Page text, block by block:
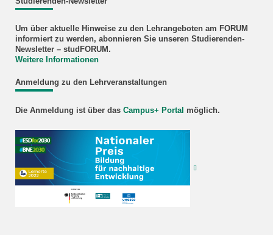
Um über aktuelle Hinweise zu den Lehrangeboten am FORUM
informiert zu werden, abonnieren Sie unseren Studierenden-
Newsletter – studFORUM.
Weitere Informationen
Anmeldung zu den Lehrveranstaltungen
Die Anmeldung ist über das Campus+ Portal möglich.